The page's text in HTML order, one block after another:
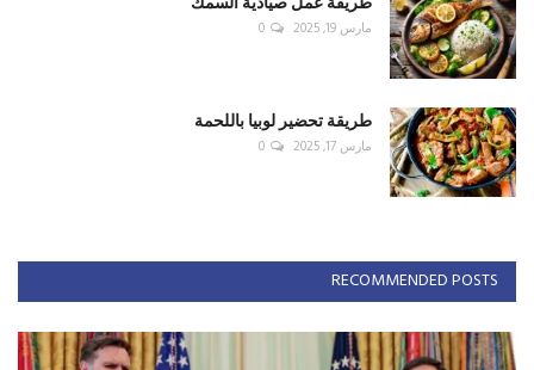
مارس 19, 2025 0
طريقة تحضير لوبيا باللحمة
مارس 17, 2025 0
RECOMMENDED POSTS